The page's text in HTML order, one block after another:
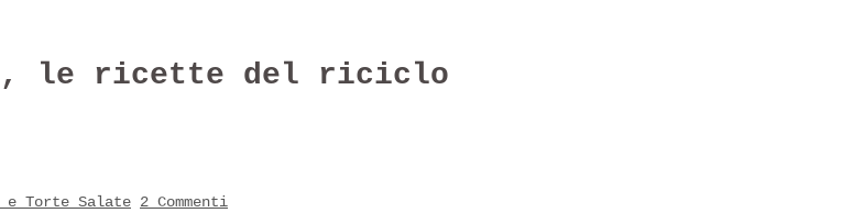
le ricette del riciclo
Torte Salate 2 Commenti